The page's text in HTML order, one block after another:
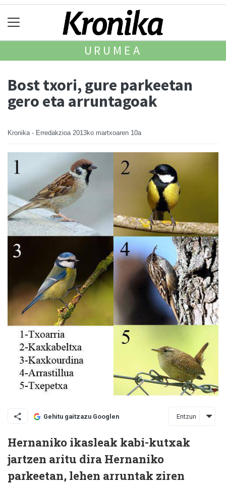
URUMEA
Bost txori, gure parkeetan
gero eta arruntagoak
Kronika - Erredakzioa 2013ko martxoaren 10a
Gehitu gaitzazu Googlen Entzun
Hernaniko ikasleak kabi-kutxak
jartzen aritu dira Hernaniko
parkeetan, lehen arruntak ziren